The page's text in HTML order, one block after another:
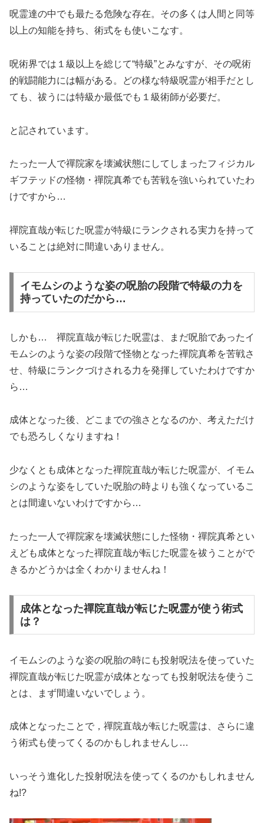
呪霊達の中でも最たる危険な存在。その多くは人間と同等
以上の知能を持ち、術式をも使いこなす。
呪術界では１級以上を総じて“特級”とみなすが、その呪術
的戦闘能力には幅がある。どの様な特級呪霊が相手だとし
ても、祓うには特級か最低でも１級術師が必要だ。
と記されています。
たった一人で禪院家を壊滅状態にしてしまったフィジカル
ギフテッドの怪物・禪院真希でも苦戦を強いられていたわ
けですから…
禪院直哉が転じた呪霊が特級にランクされる実力を持って
いることは絶対に間違いありません。
イモムシのような姿の呪胎の段階で特級の力を
持っていたのだから…
しかも… 禪院直哉が転じた呪霊は、まだ呪胎であったイ
モムシのような姿の段階で怪物となった禪院真希を苦戦さ
せ、特級にランクづけされる力を発揮していたわけですか
ら…
成体となった後、どこまでの強さとなるのか、考えただけ
でも恐ろしくなりますね！
少なくとも成体となった禪院直哉が転じた呪霊が、イモム
シのような姿をしていた呪胎の時よりも強くなっているこ
とは間違いないわけですから…
たった一人で禪院家を壊滅状態にした怪物・禪院真希とい
えども成体となった禪院直哉が転じた呪霊を祓うことがで
きるかどうかは全くわかりませんね！
成体となった禪院直哉が転じた呪霊が使う術式
は？
イモムシのような姿の呪胎の時にも投射呪法を使っていた
禪院直哉が転じた呪霊が成体となっても投射呪法を使うこ
とは、まず間違いないでしょう。
成体となったことで，禪院直哉が転じた呪霊は、さらに違
う術式も使ってくるのかもしれませんし…
いっそう進化した投射呪法を使ってくるのかもしれません
ね!?